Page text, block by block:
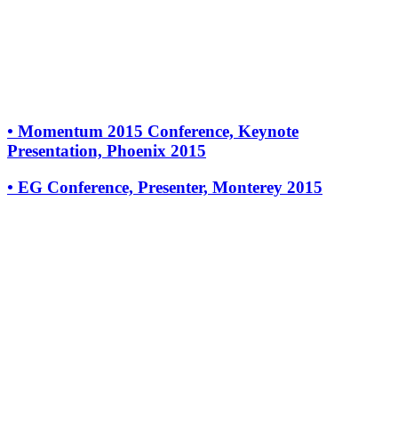
• Momentum 2015 Conference, Keynote
Presentation, Phoenix 2015
• EG Conference, Presenter, Monterey 2015